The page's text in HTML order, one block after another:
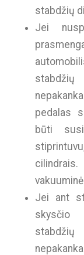
stabdžių
Jei
pedalas
būti
Jei ant
skysčio